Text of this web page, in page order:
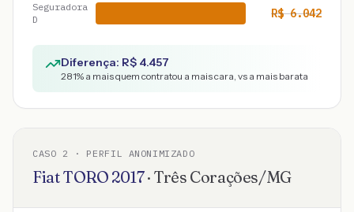
Seguradora
D
R$6.042
Diferença: R$ 4.457
281% a mais quem contratou a mais cara, vs a mais barata
CASO 2 · PERFIL ANONIMIZADO
FiatTORO 2017· Três Corações/MG